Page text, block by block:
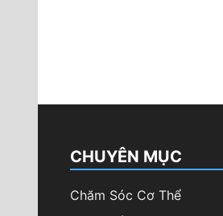
CHUYÊN MỤC
Chăm Sóc Cơ Thể